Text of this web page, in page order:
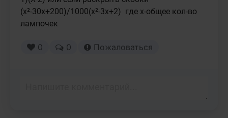
(x²-30x+200)/1000(x²-3x+2)  где x-общее кол-во
лампочек
0 0 Пожаловаться